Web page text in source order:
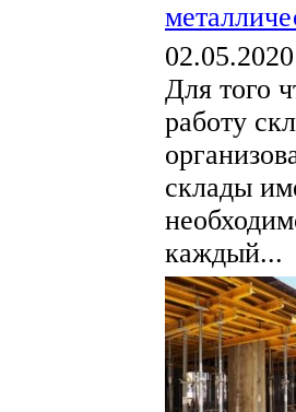
02.05.2020
Для того
работу
склады
каждый...